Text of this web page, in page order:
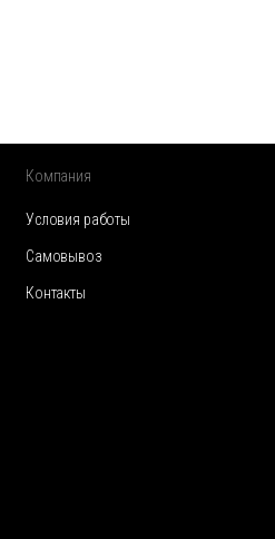
Компания
Условия работы
Самовывоз
Контакты